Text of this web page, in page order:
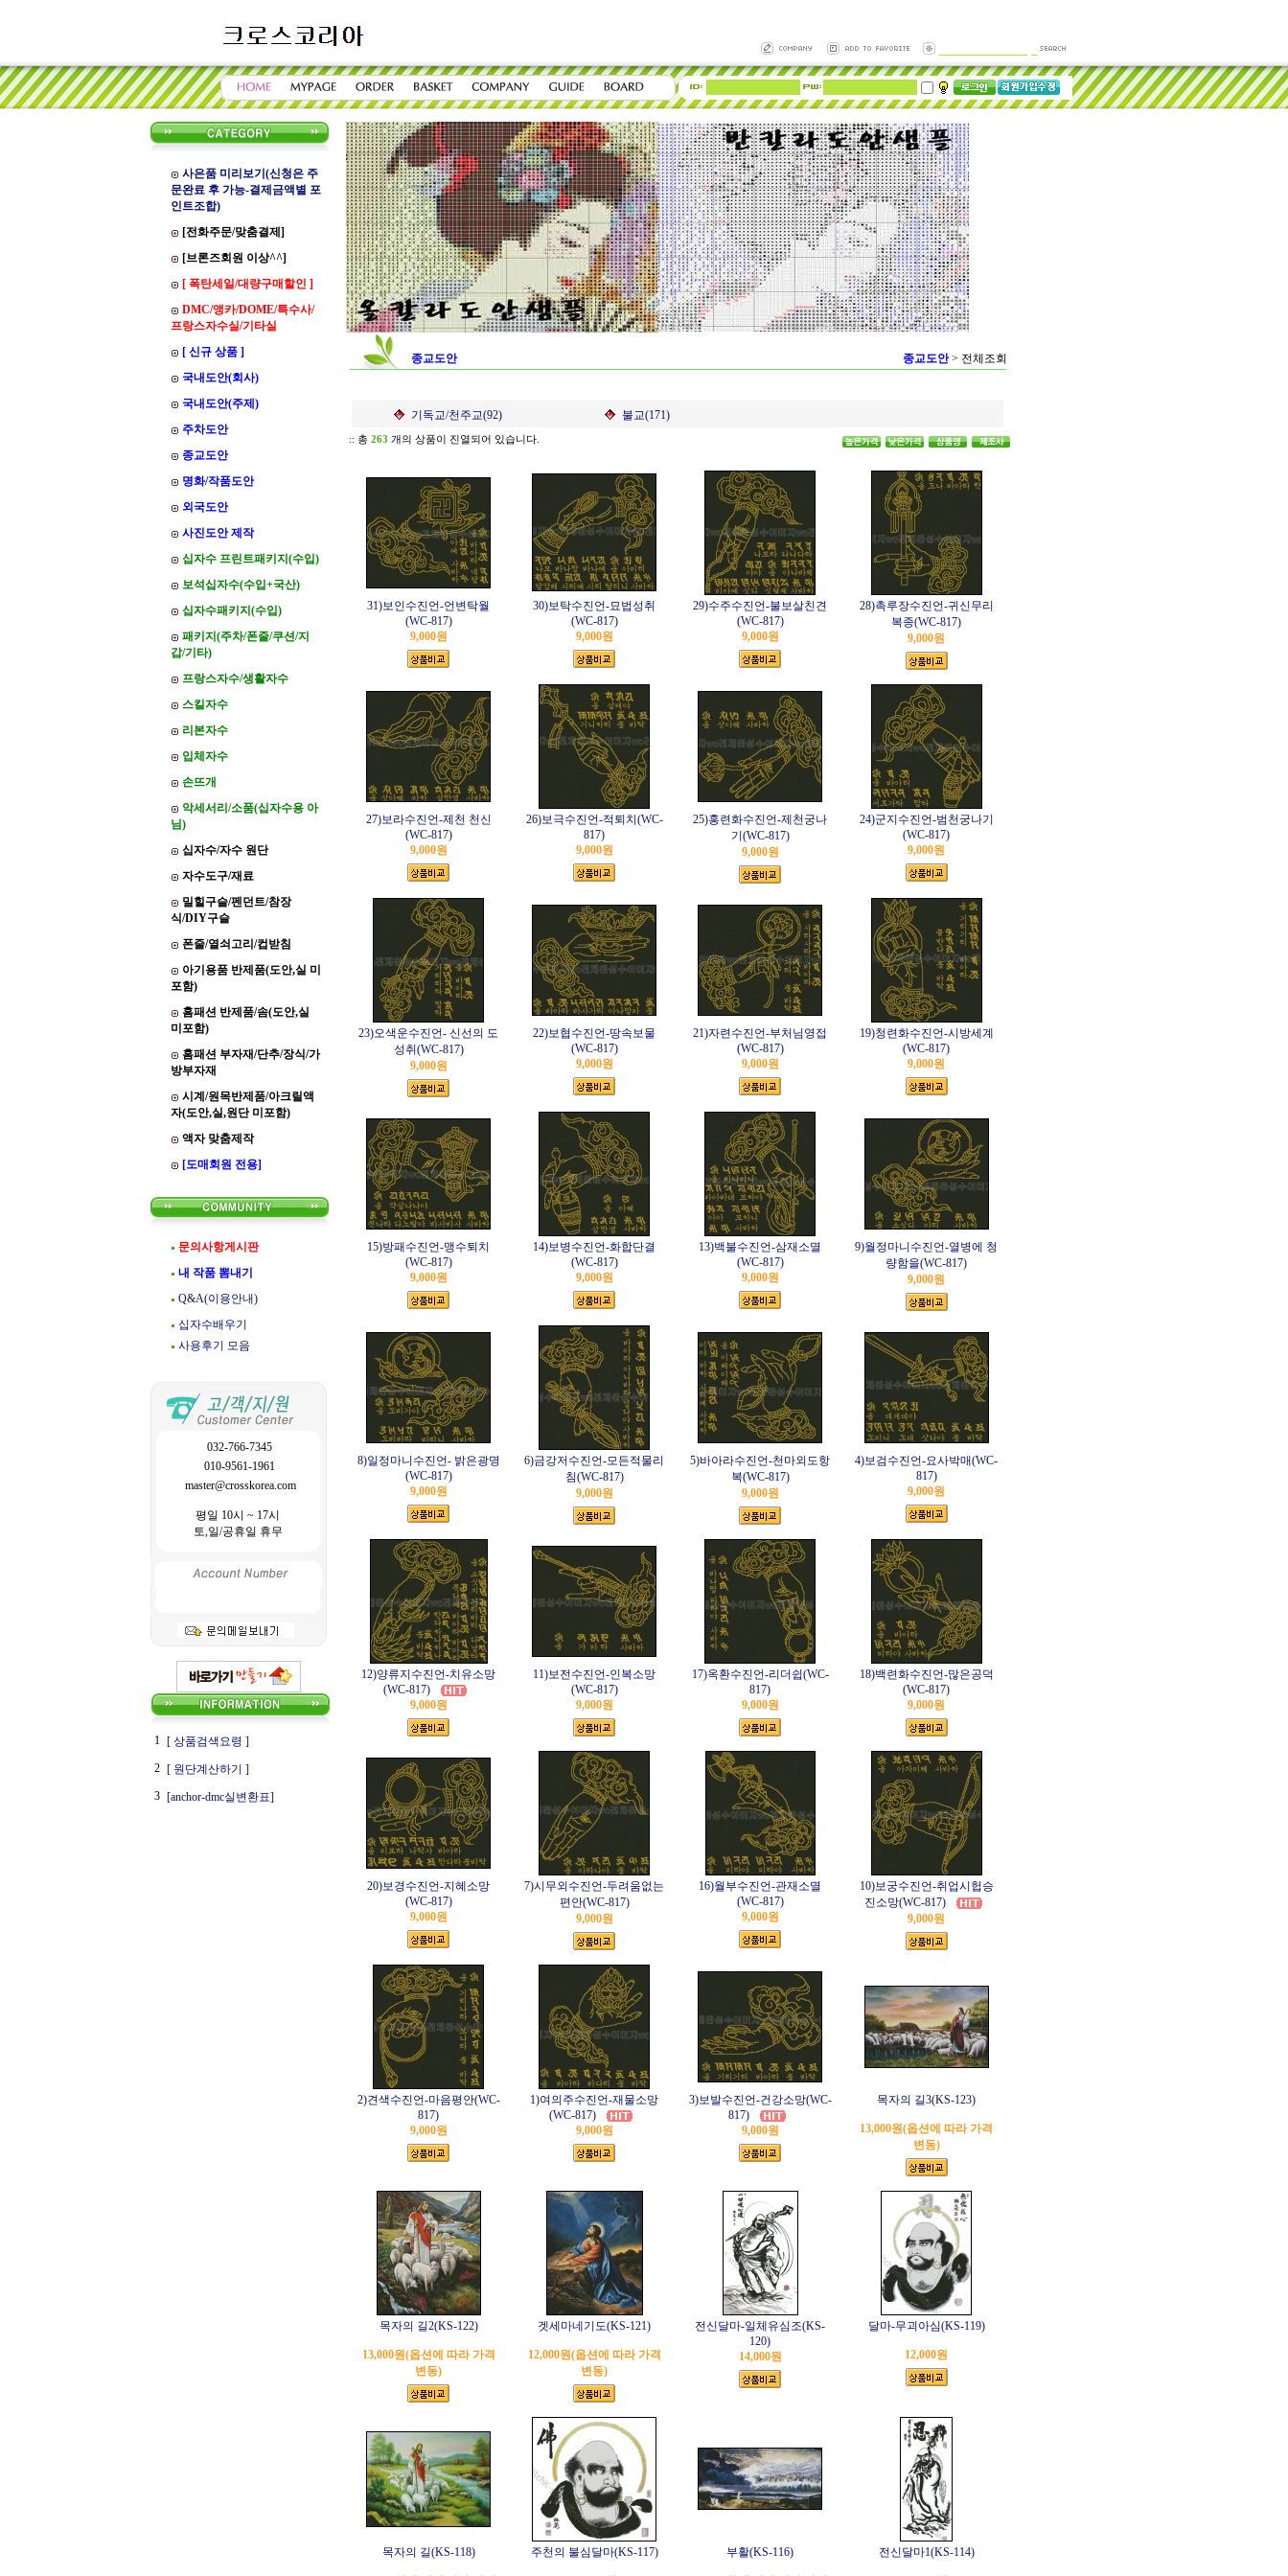
사은품 미리보기(신청은 주
문완료 후 가능-결제금액별 포
인트조합)
[전화주문/맞춤결제]
[브론즈회원 이상^^]
[ 폭탄세일/대량구매할인 ]
DMC/앵카/DOME/특수사/
프랑스자수실/기타실
[ 신규 상품 ]
국내도안(회사)
국내도안(주제)
주차도안
종교도안
명화/작품도안
외국도안
사진도안 제작
십자수 프린트패키지(수입)
보석십자수(수입+국산)
십자수패키지(수입)
패키지(주차/폰줄/쿠션/지
갑/기타)
프랑스자수/생활자수
스킬자수
리본자수
입체자수
손뜨개
악세서리/소품(십자수용 아
님)
십자수/자수 원단
자수도구/재료
밀힐구슬/펜던트/참장
식/DIY구슬
폰줄/열쇠고리/컵받침
아기용품 반제품(도안,실 미
포함)
홈패션 반제품/솜(도안,실
미포함)
홈패션 부자재/단추/장식/가
방부자재
시계/원목반제품/아크릴액
자(도안,실,원단 미포함)
액자 맞춤제작
[도매회원 전용]
문의사항게시판
내 작품 뽐내기
Q&A(이용안내)
십자수배우기
사용후기 모음
032-766-7345
010-9561-1961
master@crosskorea.com
평일 10시 ~ 17시
토,일/공휴일 휴무
1
[ 상품검색요령 ]
2
[ 원단계산하기 ]
3
[anchor-dmc실변환표]
종교도안 종교도안> 전체조회
기독교/천주교(92) 불교(171)
:: 총 263 개의 상품이 진열되어 있습니다.
31)보인수진언-언변탁월
(WC-817)
9,000원
30)보탁수진언-묘법성취
(WC-817)
9,000원
29)수주수진언-불보살친견
(WC-817)
9,000원
28)촉루장수진언-귀신무리
복종(WC-817)
9,000원
27)보라수진언-제천 천신
(WC-817)
9,000원
26)보극수진언-적퇴치(WC-
817)
9,000원
25)홍련화수진언-제천궁나
기(WC-817)
9,000원
24)군지수진언-범천궁나기
(WC-817)
9,000원
23)오색운수진언- 신선의 도
성취(WC-817)
9,000원
22)보협수진언-땅속보물
(WC-817)
9,000원
21)자련수진언-부처님영접
(WC-817)
9,000원
19)청련화수진언-시방세계
(WC-817)
9,000원
15)방패수진언-맹수퇴치
(WC-817)
9,000원
14)보병수진언-화합단결
(WC-817)
9,000원
13)백불수진언-삼재소멸
(WC-817)
9,000원
9)월정마니수진언-열병에 청
량함을(WC-817)
9,000원
8)일정마니수진언- 밝은광명
(WC-817)
9,000원
6)금강저수진언-모든적물리
침(WC-817)
9,000원
5)바아라수진언-천마외도항
복(WC-817)
9,000원
4)보검수진언-요사박매(WC-
817)
9,000원
12)양류지수진언-치유소망
(WC-817)
9,000원
11)보전수진언-인복소망
(WC-817)
9,000원
17)옥환수진언-리더쉽(WC-
817)
9,000원
18)백련화수진언-많은공덕
(WC-817)
9,000원
20)보경수진언-지혜소망
(WC-817)
9,000원
7)시무외수진언-두려움없는
편안(WC-817)
9,000원
16)월부수진언-관재소멸
(WC-817)
9,000원
10)보궁수진언-취업시헙승
진소망(WC-817)
9,000원
2)견색수진언-마음평안(WC-
817)
9,000원
1)여의주수진언-재물소망
(WC-817)
9,000원
3)보발수진언-건강소망(WC-
817)
9,000원
목자의 길3(KS-123)
13,000원(옵션에 따라 가격
변동)
목자의 길2(KS-122)
13,000원(옵션에 따라 가격
변동)
겟세마네기도(KS-121)
12,000원(옵션에 따라 가격
변동)
전신달마-일체유심조(KS-
120)
14,000원
달마-무괴아심(KS-119)
12,000원
목자의 길(KS-118) 주천의 불심달마(KS-117) 부활(KS-116) 전신달마1(KS-114)